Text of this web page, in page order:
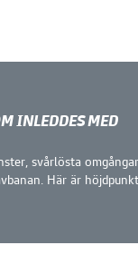
INLEDDES MED
svårlösta
Här är